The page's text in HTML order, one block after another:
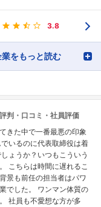
3.8
をもっと読む
判・口コミ・社員評価
きた中で一番最悪の印象
いるのに代表取締役は着
ょうか？いつもこういう
こちらは時間に遅れるこ
景も前任の担当者はパワ
でした。 ワンマン体質の
社員も不愛想な方が多